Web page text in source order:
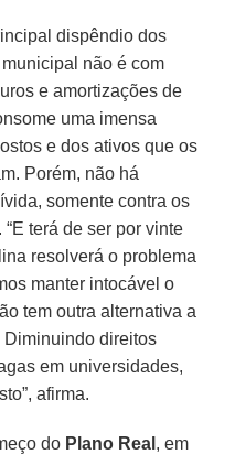
dispêndio dos
não é com
e amortizações de
uma imensa
e dos ativos que os
Porém, não há
somente contra os
terá de ser por vinte
resolverá o problema
manter intocável o
tem outra alternativa a
Diminuindo direitos
em universidades,
afirma.
do Plano Real , em